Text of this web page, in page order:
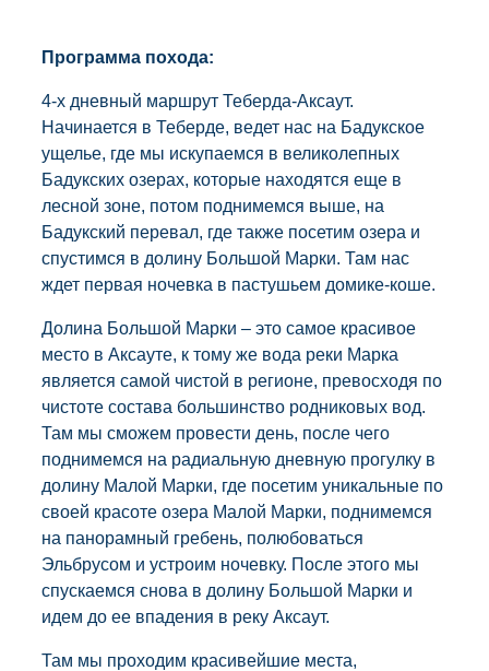
Программа похода:
4-х дневный маршрут Теберда-Аксаут.
Начинается в Теберде, ведет нас на Бадукское
ущелье, где мы искупаемся в великолепных
Бадукских озерах, которые находятся еще в
лесной зоне, потом поднимемся выше, на
Бадукский перевал, где также посетим озера и
спустимся в долину Большой Марки. Там нас
ждет первая ночевка в пастушьем домике-коше.
Долина Большой Марки – это самое красивое
место в Аксауте, к тому же вода реки Марка
является самой чистой в регионе, превосходя по
чистоте состава большинство родниковых вод.
Там мы сможем провести день, после чего
поднимемся на радиальную дневную прогулку в
долину Малой Марки, где посетим уникальные по
своей красоте озера Малой Марки, поднимемся
на панорамный гребень, полюбоваться
Эльбрусом и устроим ночевку. После этого мы
спускаемся снова в долину Большой Марки и
идем до ее впадения в реку Аксаут.
Там мы проходим красивейшие места,